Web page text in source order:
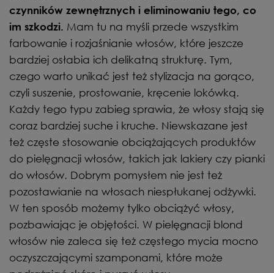
czynników zewnętrznych i eliminowaniu tego, co
im szkodzi. Mam tu na myśli przede wszystkim
farbowanie i rozjaśnianie włosów, które jeszcze
bardziej osłabia ich delikatną strukturę. Tym,
czego warto unikać jest też stylizacja na gorąco,
czyli suszenie, prostowanie, kręcenie lokówką.
Każdy tego typu zabieg sprawia, że włosy stają się
coraz bardziej suche i kruche. Niewskazane jest
też częste stosowanie obciążających produktów
do pielęgnacji włosów, takich jak lakiery czy pianki
do włosów. Dobrym pomysłem nie jest też
pozostawianie na włosach niespłukanej odżywki.
W ten sposób możemy tylko obciążyć włosy,
pozbawiając je objętości. W pielęgnacji blond
włosów nie zaleca się też częstego mycia mocno
oczyszczającymi szamponami, które może